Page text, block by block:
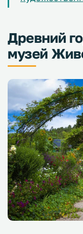
Древний
музей